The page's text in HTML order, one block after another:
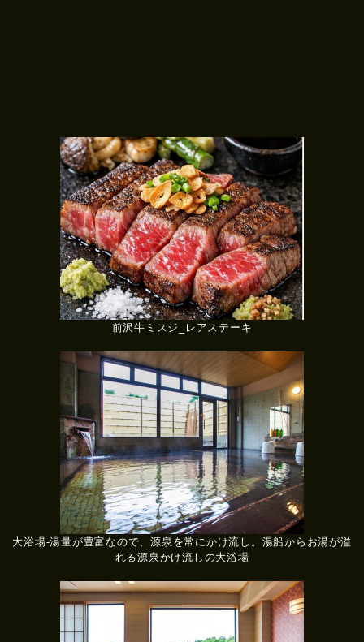
前沢牛ミスジ_レアステーキ
大浴場-湯量が豊富なので、源泉を常にかけ流し。湯船からお湯が溢
れる源泉かけ流しの大浴場